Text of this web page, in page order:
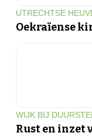
UTRECHTSE
Oekraïense
WIJK BIJ
Rust en inzet